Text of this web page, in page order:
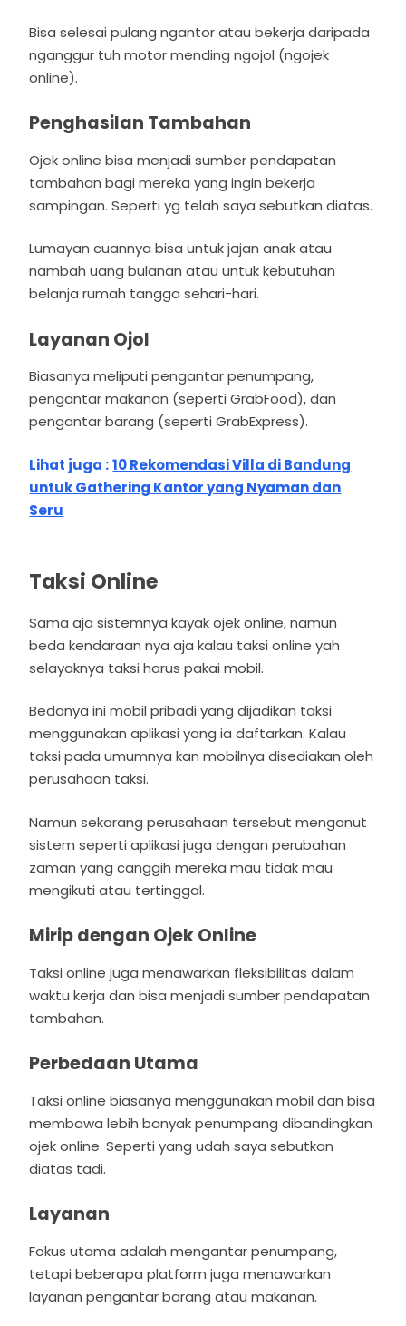
Bisa selesai pulang ngantor atau bekerja daripada
nganggur tuh motor mending ngojol (ngojek
online).
Penghasilan Tambahan
Ojek online bisa menjadi sumber pendapatan
tambahan bagi mereka yang ingin bekerja
sampingan. Seperti yg telah saya sebutkan diatas.
Lumayan cuannya bisa untuk jajan anak atau
nambah uang bulanan atau untuk kebutuhan
belanja rumah tangga sehari-hari.
Layanan Ojol
Biasanya meliputi pengantar penumpang,
pengantar makanan (seperti GrabFood), dan
pengantar barang (seperti GrabExpress).
Lihat juga : 10 Rekomendasi Villa di Bandung
untuk Gathering Kantor yang Nyaman dan
Seru
Taksi Online
Sama aja sistemnya kayak ojek online, namun
beda kendaraan nya aja kalau taksi online yah
selayaknya taksi harus pakai mobil.
Bedanya ini mobil pribadi yang dijadikan taksi
menggunakan aplikasi yang ia daftarkan. Kalau
taksi pada umumnya kan mobilnya disediakan oleh
perusahaan taksi.
Namun sekarang perusahaan tersebut menganut
sistem seperti aplikasi juga dengan perubahan
zaman yang canggih mereka mau tidak mau
mengikuti atau tertinggal.
Mirip dengan Ojek Online
Taksi online juga menawarkan fleksibilitas dalam
waktu kerja dan bisa menjadi sumber pendapatan
tambahan.
Perbedaan Utama
Taksi online biasanya menggunakan mobil dan bisa
membawa lebih banyak penumpang dibandingkan
ojek online. Seperti yang udah saya sebutkan
diatas tadi.
Layanan
Fokus utama adalah mengantar penumpang,
tetapi beberapa platform juga menawarkan
layanan pengantar barang atau makanan.